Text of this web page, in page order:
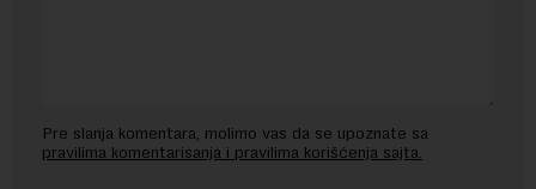
Pre slanja komentara, molimo vas da se upoznate sa
pravilima komentarisanja i pravilima korišćenja sajta.